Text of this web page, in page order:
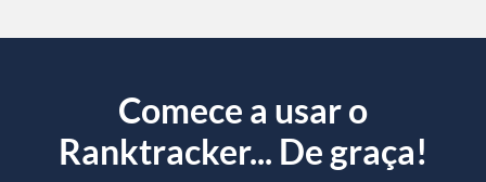
Comece a usar o
Ranktracker... De graça!